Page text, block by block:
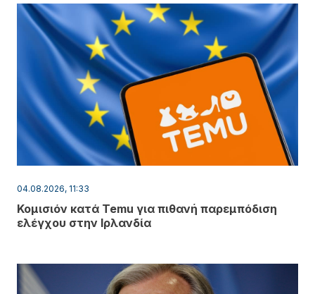
04.08.2026, 11:33
Κομισιόν κατά Temu για πιθανή παρεμπόδιση
ελέγχου στην Ιρλανδία